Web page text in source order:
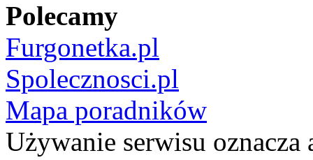
Polecamy
Furgonetka.pl
Spolecznosci.pl
Mapa poradników
Używanie serwisu oznacza